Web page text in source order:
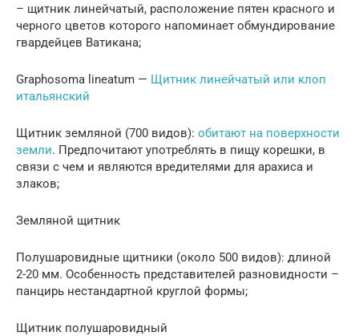
– щитник линейчатый, расположение пятен красного и
черного цветов которого напоминает обмундирование
гвардейцев Ватикана;
Graphosoma lineatum — Щитник линейчатый или клоп
итальянский
Щитник земляной (700 видов): обитают на поверхности
земли. Предпочитают употреблять в пищу корешки, в
связи с чем и являются вредителями для арахиса и
злаков;
Земляной щитник
Полушаровидные щитники (около 500 видов): длиной
2-20 мм. Особенность представителей разновидности –
панцирь нестандартной круглой формы;
Щитник полушаровидный